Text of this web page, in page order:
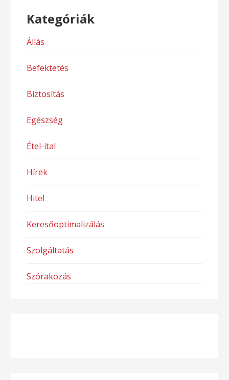
Kategóriák
Állás
Befektetés
Biztosítás
Egészség
Étel-ital
Hírek
Hitel
Keresőoptimalizálás
Szolgáltatás
Szórakozás